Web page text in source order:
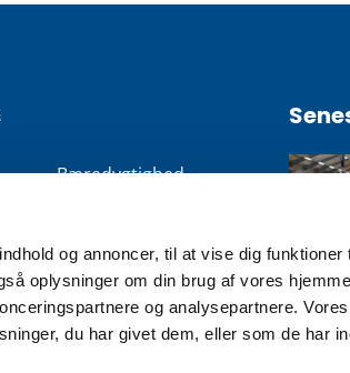
og annoncer, til at vise dig funktioner
oplysninger om din brug af vores
og analysepartnere.
du har givet dem, eller som de har
Bæredygtighed
Privatlivs- og
cookiepolitik
Salgs- og